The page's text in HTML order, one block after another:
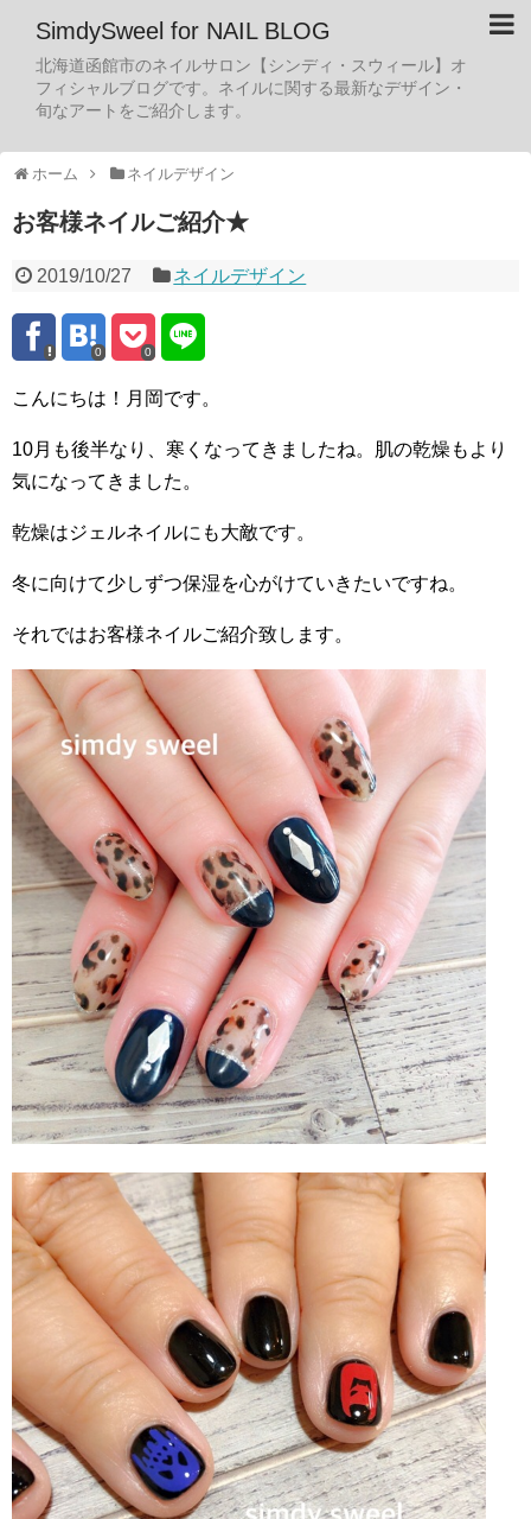
SimdySweel for NAIL BLOG
北海道函館市のネイルサロン【シンディ・スウィール】オ
フィシャルブログです。ネイルに関する最新なデザイン・
旬なアートをご紹介します。
ホーム ネイルデザイン
お客様ネイルご紹介★
2019/10/27 ネイルデザイン
0 0
こんにちは！月岡です。
10月も後半なり、寒くなってきましたね。肌の乾燥もより
気になってきました。
乾燥はジェルネイルにも大敵です。
冬に向けて少しずつ保湿を心がけていきたいですね。
それではお客様ネイルご紹介致します。